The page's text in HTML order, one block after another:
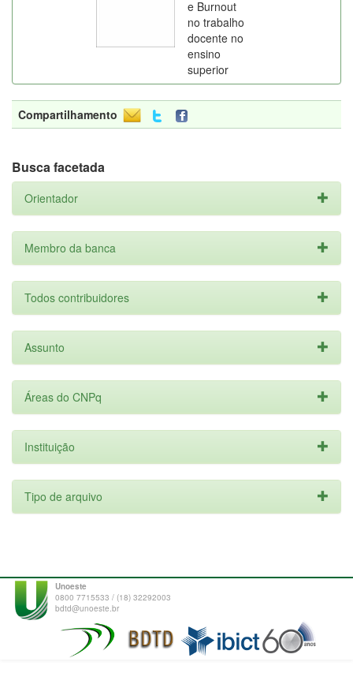
e Burnout
no trabalho
docente no
ensino
superior
Compartilhamento
Busca facetada
Orientador
Membro da banca
Todos contribuidores
Assunto
Áreas do CNPq
Instituição
Tipo de arquivo
Unoeste
0800 7715533 / (18) 32292003
bdtd@unoeste.br